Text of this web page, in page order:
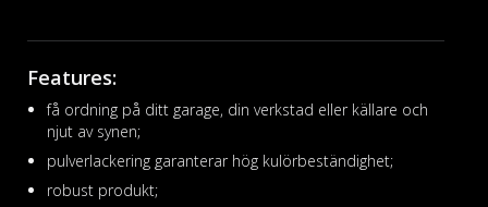
Features:
få ordning på ditt garage, din verkstad eller källare och
njut av synen;
pulverlackering garanterar hög kulörbeständighet;
robust produkt;